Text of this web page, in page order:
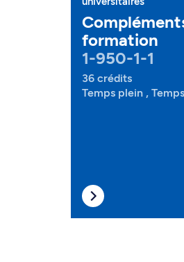
formation
1-950-1-1
36 crédits
Temps plein ,